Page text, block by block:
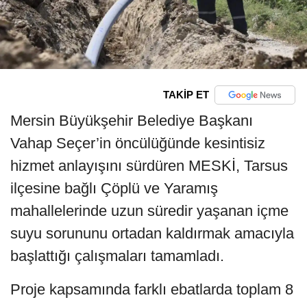
TAKİP ET
Mersin Büyükşehir Belediye Başkanı
Vahap Seçer’in öncülüğünde kesintisiz
hizmet anlayışını sürdüren MESKİ, Tarsus
ilçesine bağlı Çöplü ve Yaramış
mahallelerinde uzun süredir yaşanan içme
suyu sorununu ortadan kaldırmak amacıyla
başlattığı çalışmaları tamamladı.
Proje kapsamında farklı ebatlarda toplam 8